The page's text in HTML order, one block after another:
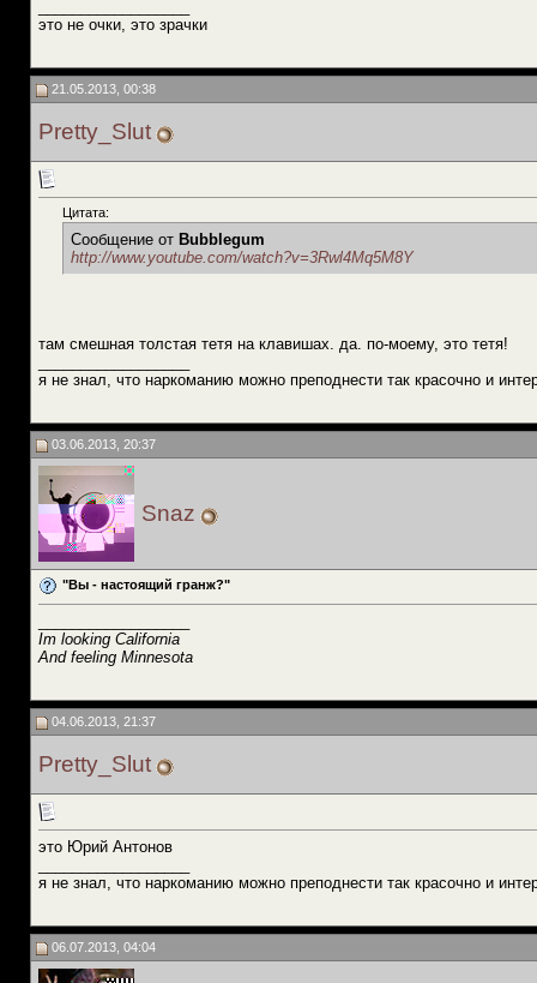
это не очки, это зрачки
21.05.2013, 00:38
Pretty_Slut
Цитата:
Сообщение от Bubblegum
http://www.youtube.com/watch?v=3Rwl4Mq5M8Y
там смешная толстая тетя на клавишах. да. по-моему, это тетя!
я не знал, что наркоманию можно преподнести так красочно и
03.06.2013, 20:37
Snaz
"Вы - настоящий гранж?"
Im looking California
And feeling Minnesota
04.06.2013, 21:37
Pretty_Slut
это Юрий Антонов
я не знал, что наркоманию можно преподнести так красочно и
06.07.2013, 04:04